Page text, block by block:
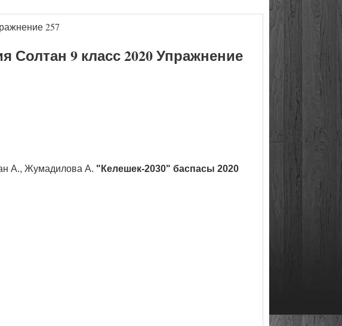
257
9 класс 2020 Упражнение
А., Жумадилова А. "Келешек-2030" баспасы 2020